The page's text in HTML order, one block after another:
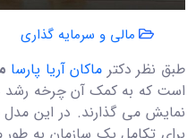
مالی و سرمایه گذاری
طبق نظر دکتر ماکان آریا پارسا
است که به کمک آن چرخه رشد
نمایش می گذارند. در این